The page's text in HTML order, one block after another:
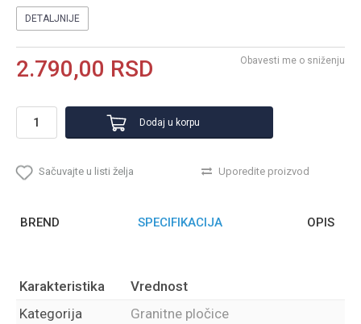
DETALJNIJE
2.790,00 RSD Obavesti me o sniženju
Dodaj u korpu
Sačuvajte u listi želja Uporedite proizvod
BREND SPECIFIKACIJA OPIS
Karakteristika
Vrednost
Kategorija
Granitne pločice